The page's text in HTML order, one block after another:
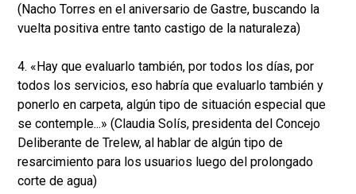
(Nacho Torres en el aniversario de Gastre, buscando la
vuelta positiva entre tanto castigo de la naturaleza)
4. «Hay que evaluarlo también, por todos los días, por
todos los servicios, eso habría que evaluarlo también y
ponerlo en carpeta, algún tipo de situación especial que
se contemple...» (Claudia Solís, presidenta del Concejo
Deliberante de Trelew, al hablar de algún tipo de
resarcimiento para los usuarios luego del prolongado
corte de agua)